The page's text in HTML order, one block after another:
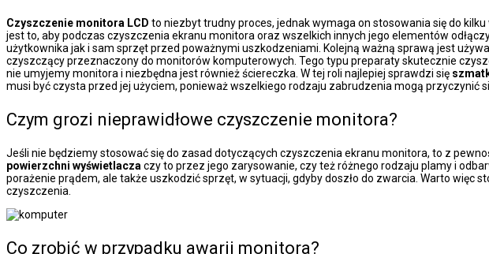
Czyszczenie monitora LCD to niezbyt trudny proces, jednak wymaga on stosowania się do
jest to, aby podczas czyszczenia ekranu monitora oraz wszelkich innych jego elementów
użytkownika jak i sam sprzęt przed poważnymi uszkodzeniami. Kolejną ważną sprawą jest
czyszczący przeznaczony do monitorów komputerowych. Tego typu preparaty skutecznie
nie umyjemy monitora i niezbędna jest również ściereczka. W tej roli najlepiej sprawdzi się
musi być czysta przed jej użyciem, ponieważ wszelkiego rodzaju zabrudzenia mogą
Czym grozi nieprawidłowe czyszczenie monitora?
Jeśli nie będziemy stosować się do zasad dotyczących czyszczenia ekranu monitora, to z
powierzchni wyświetlacza czy to przez jego zarysowanie, czy też różnego rodzaju plamy i
porażenie prądem, ale także uszkodzić sprzęt, w sytuacji, gdyby doszło do zwarcia. Warto
czyszczenia.
Co zrobić w przypadku awarii monitora?